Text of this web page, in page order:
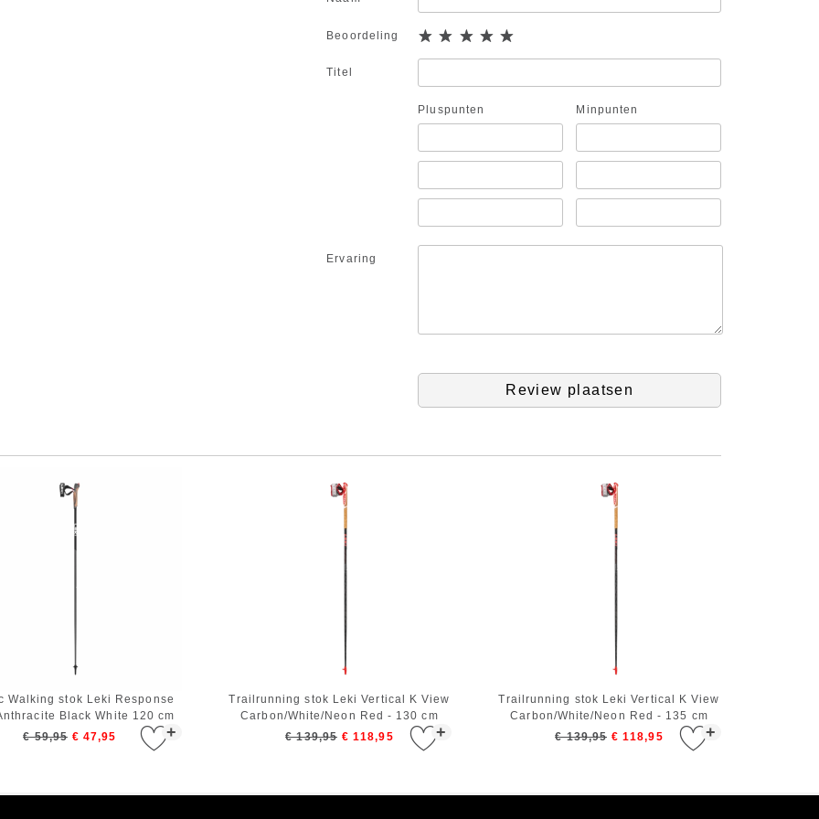
Beoordeling
Titel
Pluspunten Minpunten
Ervaring
Review plaatsen
+
Walking stok Leki Response
Black White 120 cm
€ 59,95 € 47,95 +
Trailrunning stok Leki Vertical K View
Carbon/White/Neon Red - 130 cm
€ 139,95 € 118,95 +
Trailrunning stok Leki Vertical K View
Carbon/White/Neon Red - 135 cm
€ 139,95 € 118,95